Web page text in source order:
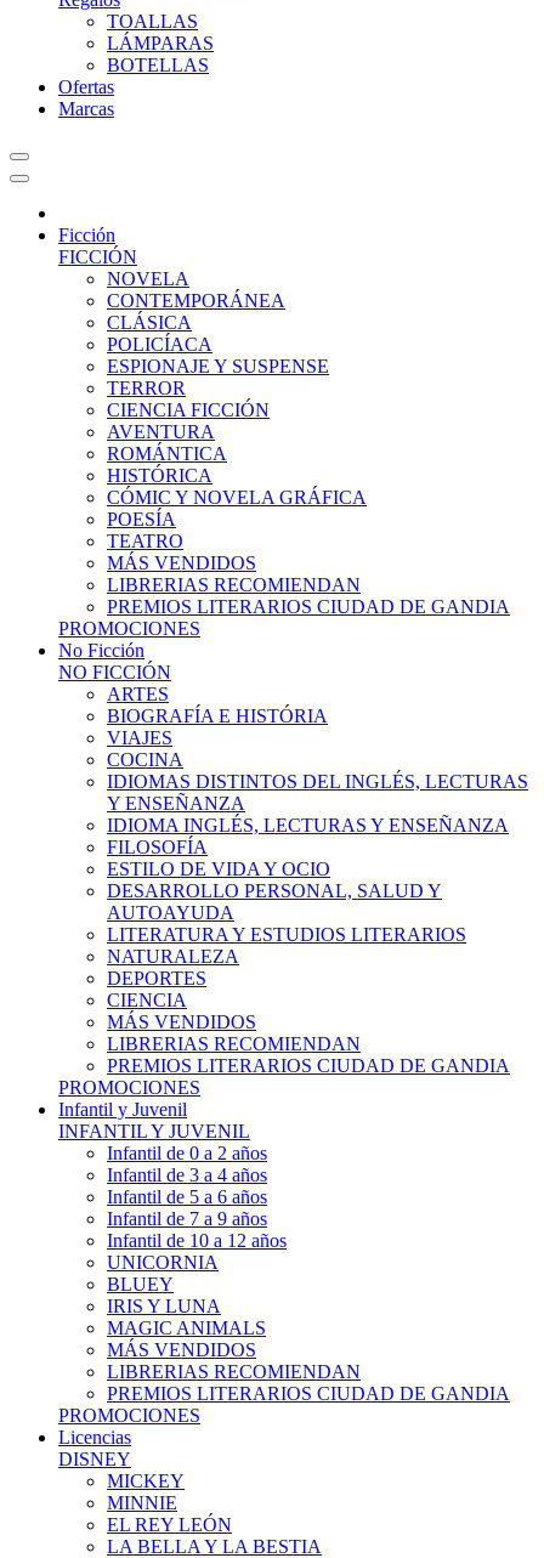
TOALLAS
LÁMPARAS
BOTELLAS
Ofertas
Marcas
Ficción
FICCIÓN
NOVELA
CONTEMPORÁNEA
CLÁSICA
POLICÍACA
ESPIONAJE Y SUSPENSE
TERROR
CIENCIA FICCIÓN
AVENTURA
ROMÁNTICA
HISTÓRICA
CÓMIC Y NOVELA GRÁFICA
POESÍA
TEATRO
MÁS VENDIDOS
LIBRERIAS RECOMIENDAN
PREMIOS LITERARIOS CIUDAD DE GANDIA
PROMOCIONES
No Ficción
NO FICCIÓN
ARTES
BIOGRAFÍA E HISTÓRIA
VIAJES
COCINA
IDIOMAS DISTINTOS DEL INGLÉS, LECTURAS
Y ENSEÑANZA
IDIOMA INGLÉS, LECTURAS Y ENSEÑANZA
FILOSOFÍA
ESTILO DE VIDA Y OCIO
DESARROLLO PERSONAL, SALUD Y
AUTOAYUDA
LITERATURA Y ESTUDIOS LITERARIOS
NATURALEZA
DEPORTES
CIENCIA
MÁS VENDIDOS
LIBRERIAS RECOMIENDAN
PREMIOS LITERARIOS CIUDAD DE GANDIA
PROMOCIONES
Infantil y Juvenil
INFANTIL Y JUVENIL
Infantil de 0 a 2 años
Infantil de 3 a 4 años
Infantil de 5 a 6 años
Infantil de 7 a 9 años
Infantil de 10 a 12 años
UNICORNIA
BLUEY
IRIS Y LUNA
MAGIC ANIMALS
MÁS VENDIDOS
LIBRERIAS RECOMIENDAN
PREMIOS LITERARIOS CIUDAD DE GANDIA
PROMOCIONES
Licencias
DISNEY
MICKEY
MINNIE
EL REY LEÓN
LA BELLA Y LA BESTIA